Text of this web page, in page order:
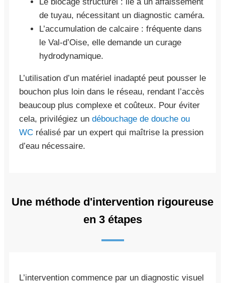
de tuyau, nécessitant un diagnostic caméra.
L’accumulation de calcaire : fréquente dans
le Val-d’Oise, elle demande un curage
hydrodynamique.
L’utilisation d’un matériel inadapté peut pousser le
bouchon plus loin dans le réseau, rendant l’accès
beaucoup plus complexe et coûteux. Pour éviter
cela, privilégiez un débouchage de douche ou
WC réalisé par un expert qui maîtrise la pression
d’eau nécessaire.
Une méthode d'intervention rigoureuse
en 3 étapes
L’intervention commence par un diagnostic visuel